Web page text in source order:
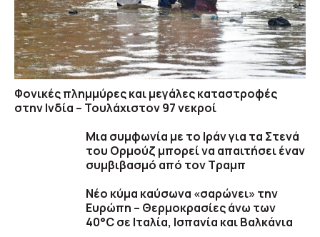
Φονικές πλημμύρες και μεγάλες καταστροφές
στην Ινδία – Τουλάχιστον 97 νεκροί
Μια συμφωνία με το Ιράν για τα Στενά
του Ορμούζ μπορεί να απαιτήσει έναν
συμβιβασμό από τον Τραμπ
Νέο κύμα καύσωνα «σαρώνει» την
Ευρώπη – Θερμοκρασίες άνω των
40°C σε Ιταλία, Ισπανία και Βαλκάνια